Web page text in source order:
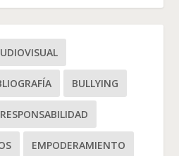
BULLYING
EMPODERAMIENTO